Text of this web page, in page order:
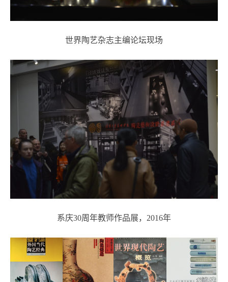
世界陶艺杂志主编论坛现场
系庆30周年教师作品展，2016年